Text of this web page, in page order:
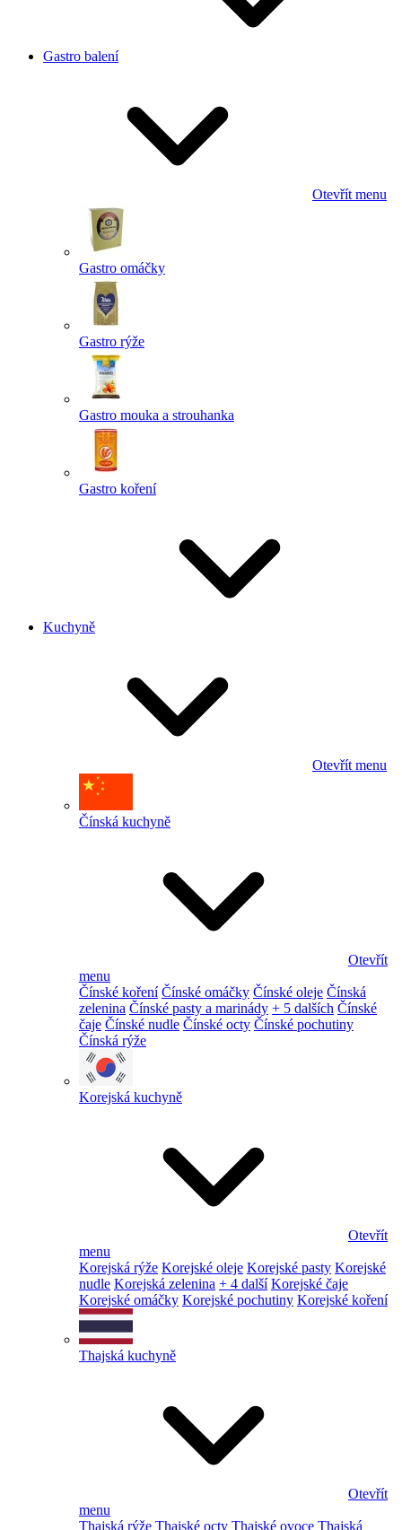
Gastro balení
Otevřít menu
Gastro omáčky
Gastro rýže
Gastro mouka a strouhanka
Gastro koření
Kuchyně
Otevřít menu
Čínská kuchyně
Otevřít
menu
Čínské koření Čínské omáčky Čínské oleje Čínská
zelenina Čínské pasty a marinády + 5 dalších Čínské
čaje Čínské nudle Čínské octy Čínské pochutiny
Čínská rýže
Korejská kuchyně
Otevřít
menu
Korejská rýže Korejské oleje Korejské pasty Korejské
nudle Korejská zelenina + 4 další Korejské čaje
Korejské omáčky Korejské pochutiny Korejské koření
Thajská kuchyně
Otevřít
menu
Thajská rýže Thajské octy Thajské ovoce Thajská